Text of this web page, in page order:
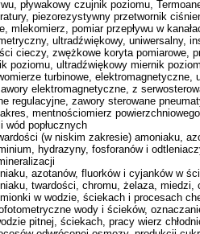
pływakowy czujnik poziomu,
piezorezystywny przetwornik
mlekomierz, pomiar przepływu w
ultradźwiękowy, uniwersalny,
cieczy, zwężkowe koryta pomiarowe,
poziomu, ultradźwiękowy miernik
turbinowe, elektromagnetyczne,
elektromagnetyczne, z
regulacyjne, zawory sterowane
mentnościomierz
wód popłucznych
(w niskim zakresie) amoniaku,
hydrazyny, fosforanów i
azotanów, fluorków i cyjanków w
twardości, chromu, żelaza, miedzi,
w wodzie, ściekach i procesach
wody i ścieków,
pitnej, ściekach, pracy wierz